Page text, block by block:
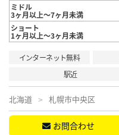
ミドル
3ヶ月以上～7ヶ月未満
ショート
1ヶ月以上～3ヶ月未満
インターネット無料
駅近
北海道 札幌市中央区
お問合わせ